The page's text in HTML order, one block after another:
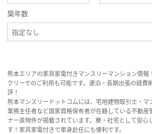
築年数
熊本エリアの家具家電付きマンスリーマンション情報
クリーでのご利用も可能です。連泊・長期出張の経費
評！
熊本マンスリードットコムには、宅地建物取引士・マ
業務主任者など国家資格保有者が在籍している不動産
ナー直物件が掲載されています。寮・社宅として安心
す！家具家電付きで単身赴任にも便利です。